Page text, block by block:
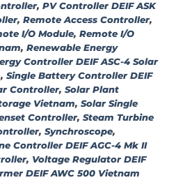
, PV Controller DEIF ASK
, Remote Access Controller,
I/O Module, Remote I/O
, Renewable Energy
Controller DEIF ASC-4 Solar
, Single Battery Controller DEIF
Controller, Solar Plant
Vietnam, Solar Single
Controller, Steam Turbine
, Synchroscope,
Controller DEIF AGC-4 Mk II
, Voltage Regulator DEIF
DEIF AWC 500 Vietnam